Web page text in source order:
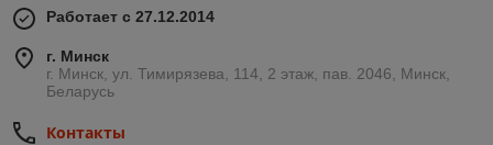
Работает с 27.12.2014
г. Минск
г. Минск, ул. Тимирязева, 114, 2 этаж, пав. 2046, Минск,
Беларусь
Контакты